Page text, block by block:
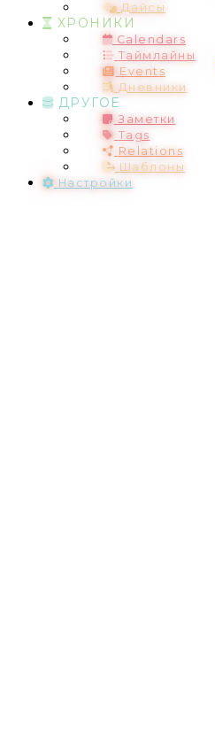
Дайсы
ХРОНИКИ
Calendars
Таймлайны
Events
Дневники
ДРУГОЕ
Заметки
Tags
Relations
Шаблоны
Настройки